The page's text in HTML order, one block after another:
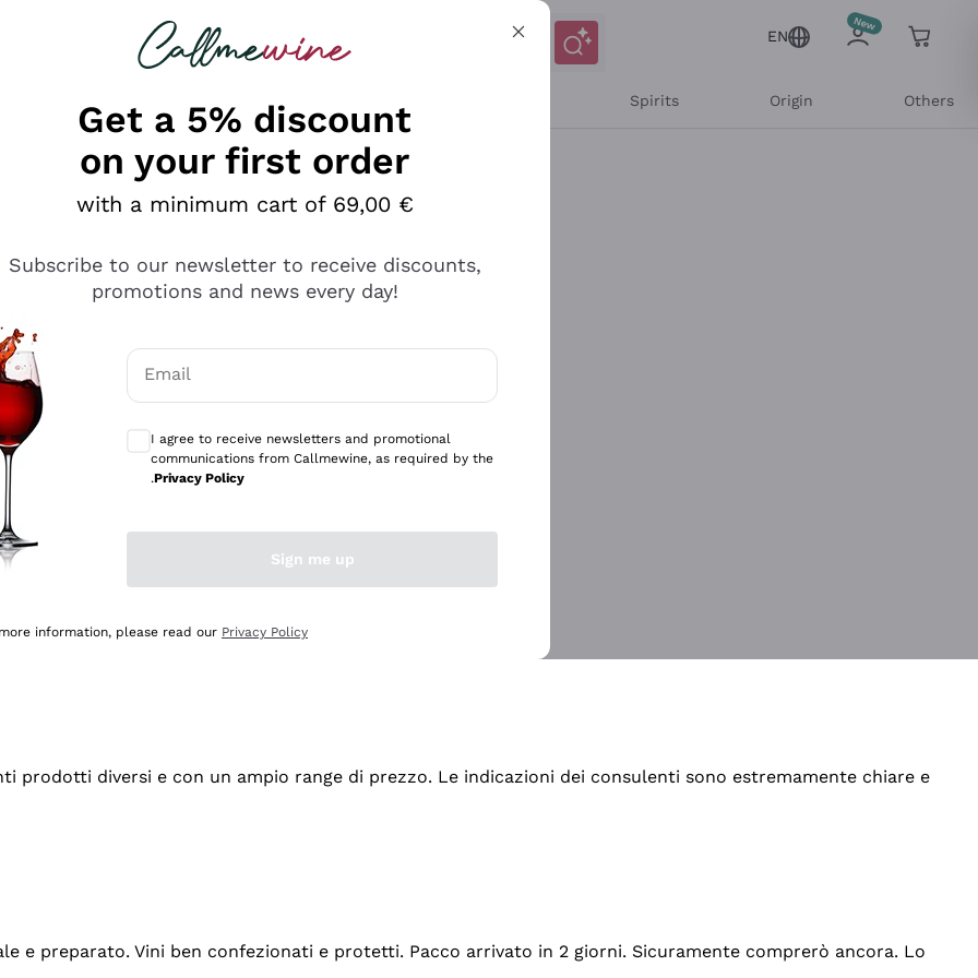
looking for
EN
Spirits Origin Others
professionalità
diversi e con un ampio range di prezzo. Le indicazioni dei consulenti sono estremamente chiare e
e preparato. Vini ben confezionati e protetti. Pacco arrivato in 2 giorni. Sicuramente comprerò ancora. Lo
Get a 5% discount
on your first order
with a minimum cart of 69,00 €
Subscribe to our newsletter to receive discounts,
promotions and news every day!
Email
I agree to receive newsletters and promotional
communications from Callmewine, as required by the
.Privacy Policy
Sign me up
information, please read our Privacy Policy